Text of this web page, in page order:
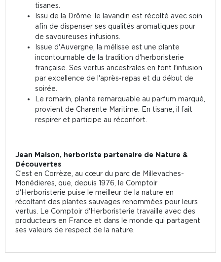
tisanes.
Issu de la Drôme, le lavandin est récolté avec soin
afin de dispenser ses qualités aromatiques pour
de savoureuses infusions.
Issue d'Auvergne, la mélisse est une plante
incontournable de la tradition d'herboristerie
française. Ses vertus ancestrales en font l'infusion
par excellence de l'après-repas et du début de
soirée.
Le romarin, plante remarquable au parfum marqué,
provient de Charente Maritime. En tisane, il fait
respirer et participe au réconfort.
Jean Maison, herboriste partenaire de Nature &
Découvertes
C’est en Corrèze, au cœur du parc de Millevaches-
Monédieres, que, depuis 1976, le Comptoir
d'Herboristerie puise le meilleur de la nature en
récoltant des plantes sauvages renommées pour leurs
vertus. Le Comptoir d'Herboristerie travaille avec des
producteurs en France et dans le monde qui partagent
ses valeurs de respect de la nature.